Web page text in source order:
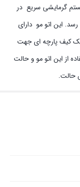
سیستم گرمایشی سریع در
می رسد. این اتو مو دارای
یک کیف پارچه ای جهت
از این اتو مو و حالت
حالت.